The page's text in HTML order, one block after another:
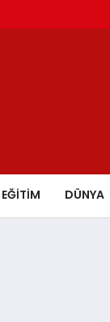
EĞİTİM DÜNYA